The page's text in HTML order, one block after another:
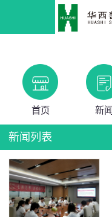
首页 新闻
新闻列表